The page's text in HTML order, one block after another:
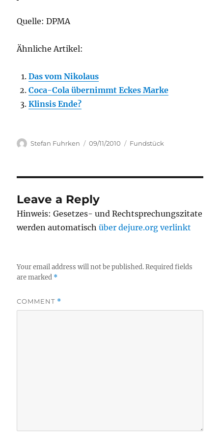
Quelle: DPMA
Ähnliche Artikel:
Das vom Nikolaus
Coca-Cola übernimmt Eckes Marke
Klinsis Ende?
Author
Stefan Fuhrken
Posted
09/11/2010 Categories
Fundstück
Leave a Reply
Hinweis: Gesetzes- und Rechtsprechungszitate
werden automatischüber dejure.org verlinkt
Your email address will not be published. Required fields
are marked *
COMMENT *